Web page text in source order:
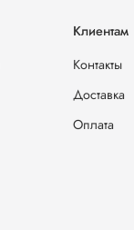
Клиентам
Контакты
Доставка
Оплата